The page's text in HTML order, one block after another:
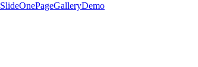
SlideOnePageGalleryDemo